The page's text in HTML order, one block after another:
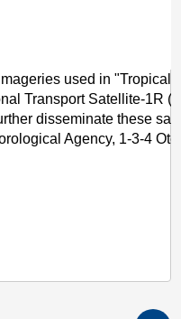
used in "Tropical
Transport Satellite-1R
disseminate these
Agency, 1-3-4